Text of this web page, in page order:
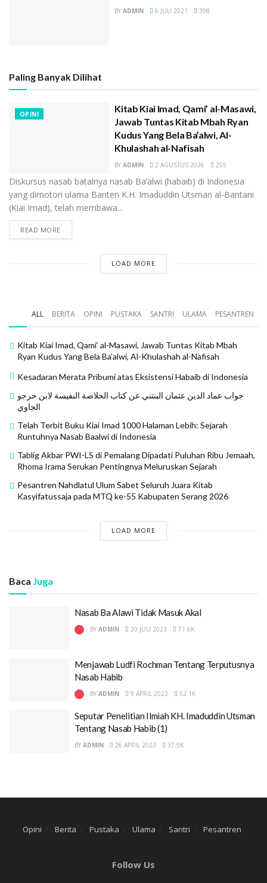
BY ADMIN 6 JULI 2021 398
Paling Banyak Dilihat
OPINI
Kitab Kiai Imad, Qami’ al-Masawi,
Jawab Tuntas Kitab Mbah Ryan
Kudus Yang Bela Ba’alwi, Al-
Khulashah al-Nafisah
BY ADMIN 2 AGUSTUS 2026 255
Diskursus nasab batalnya nasab Ba’alwi (habaib) di Indonesia
yang dimotori ulama Banten K.H. Imaduddin Utsman al-Bantani
(Kiai Imad), telah membawa...
READ MORE
LOAD MORE
ALL BERITA OPINI PUSTAKA SANTRI ULAMA PESANTREN
Kitab Kiai Imad, Qami’ al-Masawi, Jawab Tuntas Kitab Mbah
Ryan Kudus Yang Bela Ba’alwi, Al-Khulashah al-Nafisah
Kesadaran Merata Pribumi atas Eksistensi Habaib di Indonesia
جواب عماد الدين عثمان البنتني عن كتاب الخلاصة النفيسة لابن حرجو
الجاوي
Telah Terbit Buku Kiai Imad 1000 Halaman Lebih: Sejarah
Runtuhnya Nasab Baalwi di Indonesia
Tablig Akbar PWI-LS di Pemalang Dipadati Puluhan Ribu Jemaah,
Rhoma Irama Serukan Pentingnya Meluruskan Sejarah
Pesantren Nahdlatul Ulum Sabet Seluruh Juara Kitab
Kasyifatussaja pada MTQ ke-55 Kabupaten Serang 2026
LOAD MORE
Baca Juga
Nasab Ba Alawi Tidak Masuk Akal
BY ADMIN 20 JULI 2023 71.6K
Menjawab Ludfi Rochman Tentang Terputusnya
Nasab Habib
BY ADMIN 9 APRIL 2023 52.1K
Seputar Penelitian Ilmiah KH. Imaduddin Utsman
Tentang Nasab Habib (1)
BY ADMIN 26 APRIL 2023 37.5K
Opini Berita Pustaka Ulama Santri Pesantren
Follow Us